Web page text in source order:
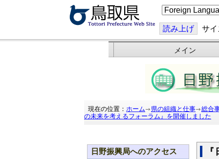
こ
の
ジ
を
訳
る
読み上げ サ
メイン
現在の位置： ホーム 県の組織と仕事
総合
の未来を考えるフォーラム』を開催しました
日野振興局へのアクセス